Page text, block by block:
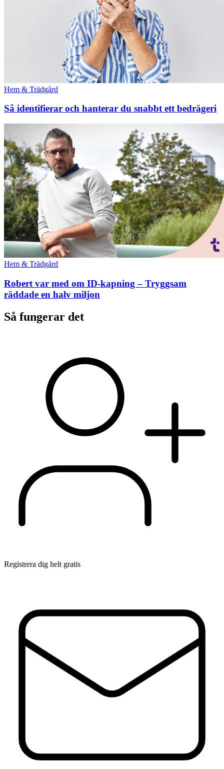
Hem & Trädgård
Så identifierar och hanterar du snabbt ett bedrägeri
Hem & Trädgård
Robert var med om ID-kapning – Tryggsam
räddade en halv miljon
Så fungerar det
Registrera dig helt gratis